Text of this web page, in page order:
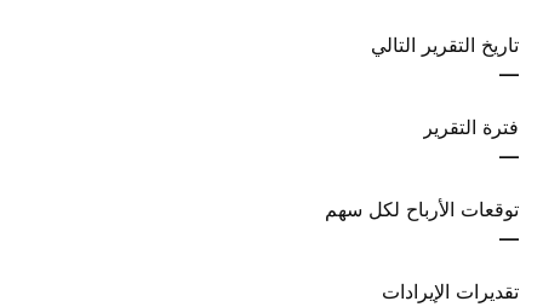
تاريخ التقرير التالي
—
فترة التقرير
—
توقعات الأرباح لكل سهم
—
تقديرات الإيرادات